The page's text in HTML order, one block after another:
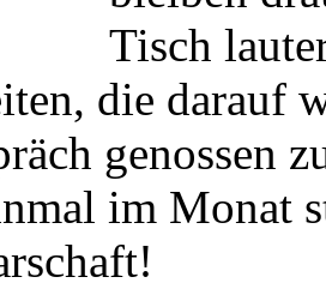
Tisch
die darauf
genossen
im Monat